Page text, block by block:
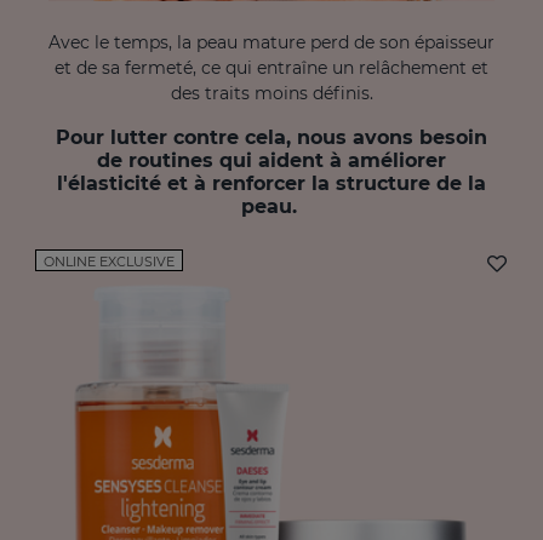
Avec le temps, la peau mature perd de son épaisseur
et de sa fermeté, ce qui entraîne un relâchement et
des traits moins définis.
Pour lutter contre cela, nous avons besoin
de routines qui aident à améliorer
l'élasticité et à renforcer la structure de la
peau.
ONLINE EXCLUSIVE